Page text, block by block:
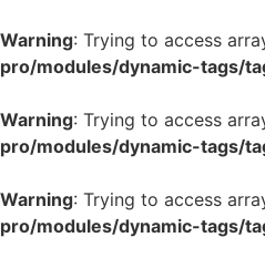
Warning: Trying to access
pro/modules/dynamic-tags/
Warning: Trying to access
pro/modules/dynamic-tags/
Warning: Trying to access
pro/modules/dynamic-tags/